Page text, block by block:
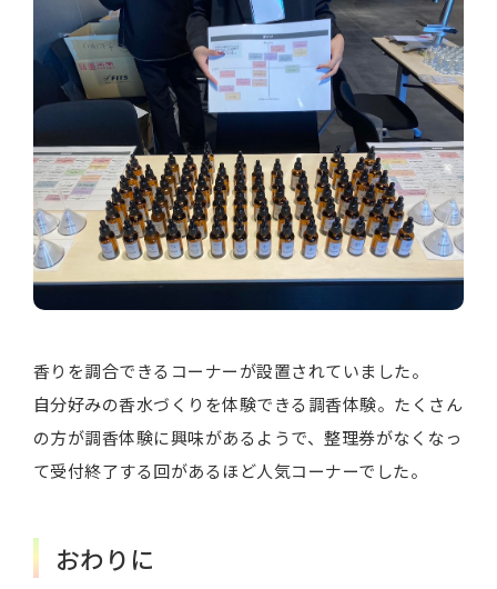
香りを調合できるコーナーが設置されていました。
自分好みの香水づくりを体験できる調香体験。たくさん
の方が調香体験に興味があるようで、整理券がなくなっ
て受付終了する回があるほど人気コーナーでした。
おわりに